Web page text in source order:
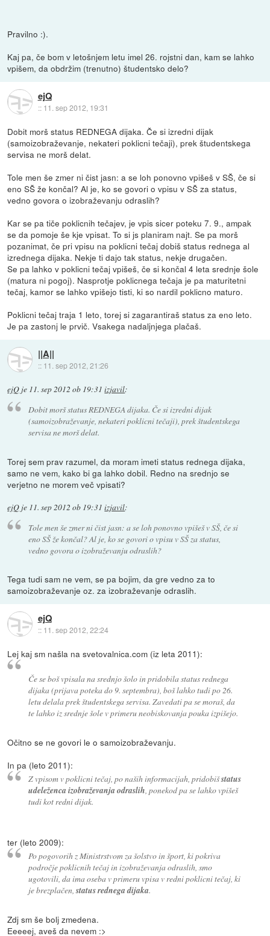
Pravilno :).
Kaj pa, če bom v letošnjem letu imel 26. rojstni dan, kam se lahko
vpišem, da obdržim (trenutno) študentsko delo?
ejQ
:: 11. sep 2012, 19:31
Dobit morš status REDNEGA dijaka. Če si izredni dijak
(samoizobraževanje, nekateri poklicni tečaji), prek študentskega
servisa ne morš delat.
Tole men še zmer ni čist jasn: a se loh ponovno vpišeš v SŠ, če si
eno SŠ že končal? Al je, ko se govori o vpisu v SŠ za status,
vedno govora o izobraževanju odraslih?
Kar se pa tiče poklicnih tečajev, je vpis sicer poteku 7. 9., ampak
se da pomoje še kje vpisat. To si js planiram najt. Se pa morš
pozanimat, če pri vpisu na poklicni tečaj dobiš status rednega al
izrednega dijaka. Nekje ti dajo tak status, nekje drugačen.
Se pa lahko v poklicni tečaj vpišeš, če si končal 4 leta srednje šole
(matura ni pogoj). Nasprotje poklicnega tečaja je pa maturitetni
tečaj, kamor se lahko vpišejo tisti, ki so nardil poklicno maturo.
Poklicni tečaj traja 1 leto, torej si zagarantiraš status za eno leto.
Je pa zastonj le prvič. Vsakega nadaljnjega plačaš.
||A||
:: 11. sep 2012, 21:26
ejQ je 11. sep 2012 ob 19:31 izjavil:
Dobit morš status REDNEGA dijaka. Če si izredni dijak
(samoizobraževanje, nekateri poklicni tečaji), prek študentskega
servisa ne morš delat.
Torej sem prav razumel, da moram imeti status rednega dijaka,
samo ne vem, kako bi ga lahko dobil. Redno na srednjo se
verjetno ne morem več vpisati?
ejQ je 11. sep 2012 ob 19:31 izjavil:
Tole men še zmer ni čist jasn: a se loh ponovno vpišeš v SŠ, če si
eno SŠ že končal? Al je, ko se govori o vpisu v SŠ za status,
vedno govora o izobraževanju odraslih?
Tega tudi sam ne vem, se pa bojim, da gre vedno za to
samoizobraževanje oz. za izobraževanje odraslih.
ejQ
:: 11. sep 2012, 22:24
Lej kaj sm našla na svetovalnica.com (iz leta 2011):
Če se boš vpisala na srednjo šolo in pridobila status rednega
dijaka (prijava poteka do 9. septembra), boš lahko tudi po 26.
letu delala prek študentskega servisa. Zavedati pa se moraš, da
te lahko iz srednje šole v primeru neobiskovanja pouka izpišejo.
Očitno se ne govori le o samoizobraževanju.
In pa (leto 2011):
Z vpisom v poklicni tečaj, po naših informacijah, pridobišstatus
udeleženca izobraževanja odraslih, ponekod pa se lahko vpišeš
tudi kot redni dijak.
ter (leto 2009):
Po pogovorih z Ministrstvom za šolstvo in šport, ki pokriva
področje poklicnih tečaj in izobraževanja odraslih, smo
ugotovili, da ima oseba v primeru vpisa v redni poklicni tečaj, ki
je brezplačen, status rednega dijaka.
Zdj sm še bolj zmedena.
Eeeeej, aveš da nevem :>